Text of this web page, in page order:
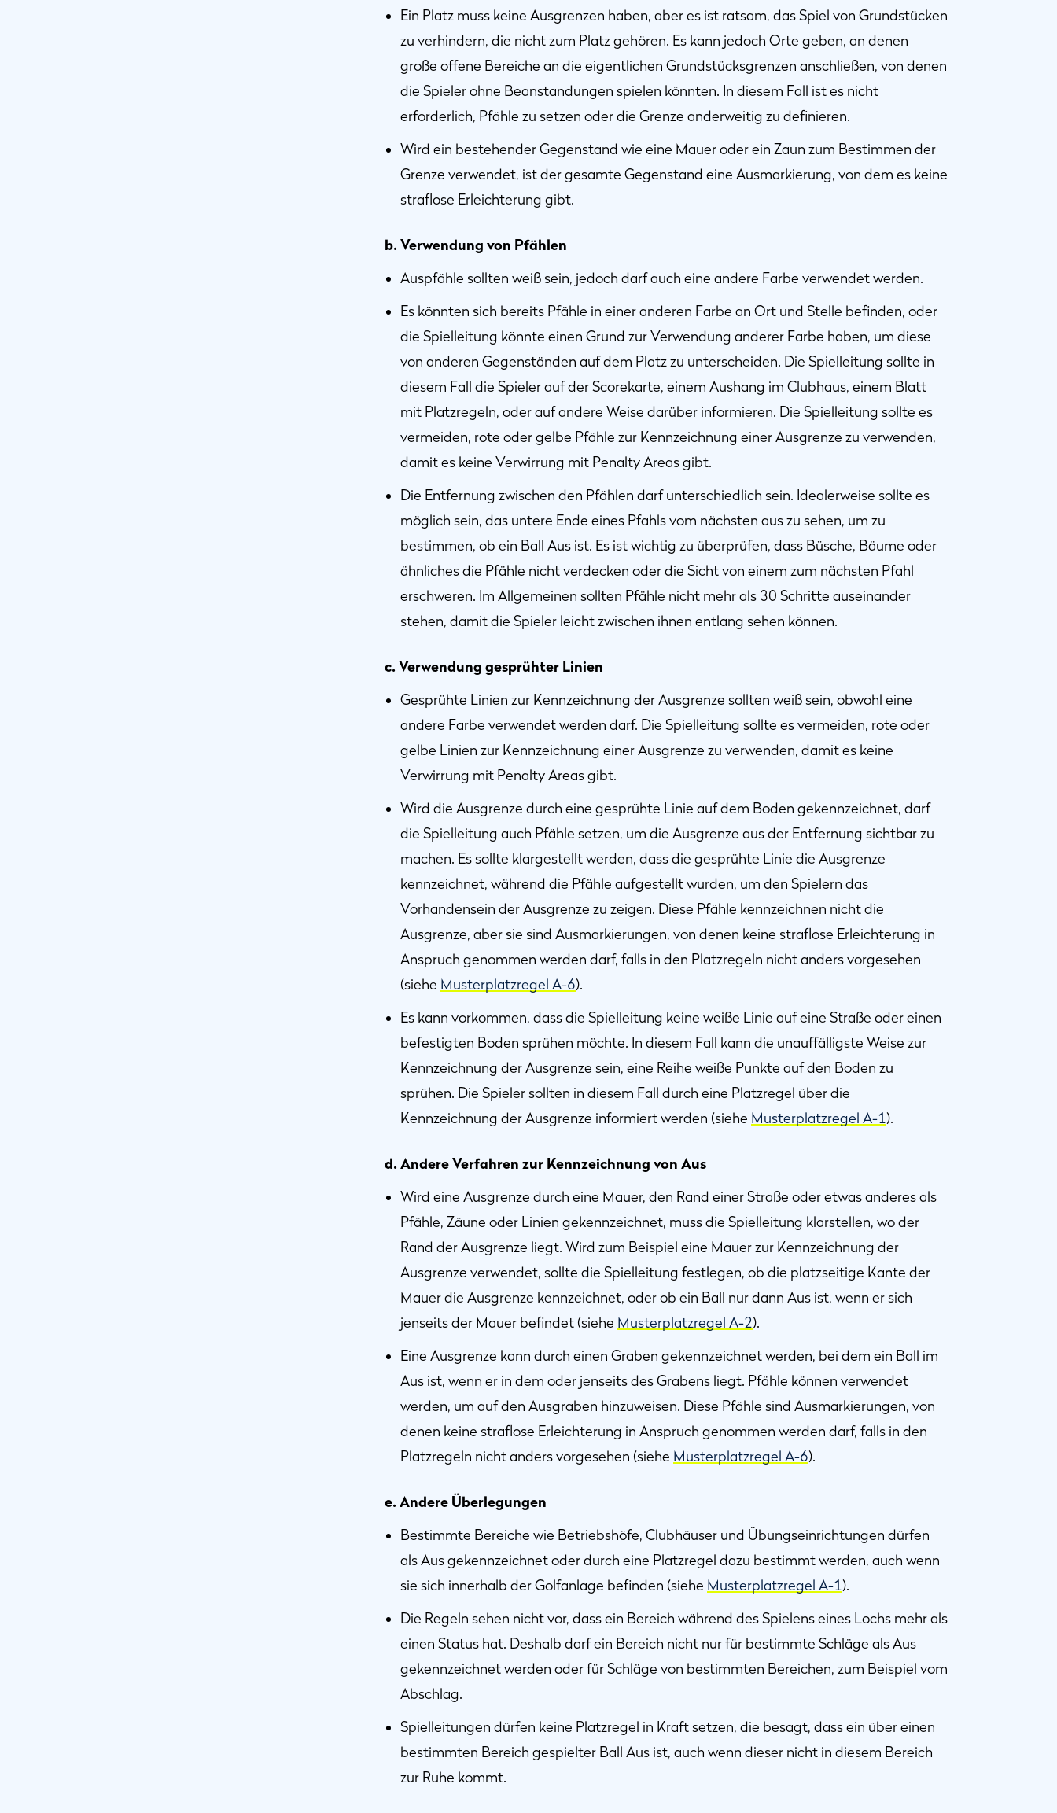
Ein Platz muss keine Ausgrenzen haben, aber es ist ratsam, das Spiel von Grundstücken
zu verhindern, die nicht zum Platz gehören. Es kann jedoch Orte geben, an denen
große offene Bereiche an die eigentlichen Grundstücksgrenzen anschließen, von denen
die Spieler ohne Beanstandungen spielen könnten. In diesem Fall ist es nicht
erforderlich, Pfähle zu setzen oder die Grenze anderweitig zu definieren.
Wird ein bestehender Gegenstand wie eine Mauer oder ein Zaun zum Bestimmen der
Grenze verwendet, ist der gesamte Gegenstand eine Ausmarkierung, von dem es keine
straflose Erleichterung gibt.
b. Verwendung von Pfählen
Auspfähle sollten weiß sein, jedoch darf auch eine andere Farbe verwendet werden.
Es könnten sich bereits Pfähle in einer anderen Farbe an Ort und Stelle befinden, oder
die Spielleitung könnte einen Grund zur Verwendung anderer Farbe haben, um diese
von anderen Gegenständen auf dem Platz zu unterscheiden. Die Spielleitung sollte in
diesem Fall die Spieler auf der Scorekarte, einem Aushang im Clubhaus, einem Blatt
mit Platzregeln, oder auf andere Weise darüber informieren. Die Spielleitung sollte es
vermeiden, rote oder gelbe Pfähle zur Kennzeichnung einer Ausgrenze zu verwenden,
damit es keine Verwirrung mit Penalty Areas gibt.
Die Entfernung zwischen den Pfählen darf unterschiedlich sein. Idealerweise sollte es
möglich sein, das untere Ende eines Pfahls vom nächsten aus zu sehen, um zu
bestimmen, ob ein Ball Aus ist. Es ist wichtig zu überprüfen, dass Büsche, Bäume oder
ähnliches die Pfähle nicht verdecken oder die Sicht von einem zum nächsten Pfahl
erschweren. Im Allgemeinen sollten Pfähle nicht mehr als 30 Schritte auseinander
stehen, damit die Spieler leicht zwischen ihnen entlang sehen können.
c. Verwendung gesprühter Linien
Gesprühte Linien zur Kennzeichnung der Ausgrenze sollten weiß sein, obwohl eine
andere Farbe verwendet werden darf. Die Spielleitung sollte es vermeiden, rote oder
gelbe Linien zur Kennzeichnung einer Ausgrenze zu verwenden, damit es keine
Verwirrung mit Penalty Areas gibt.
Wird die Ausgrenze durch eine gesprühte Linie auf dem Boden gekennzeichnet, darf
die Spielleitung auch Pfähle setzen, um die Ausgrenze aus der Entfernung sichtbar zu
machen. Es sollte klargestellt werden, dass die gesprühte Linie die Ausgrenze
kennzeichnet, während die Pfähle aufgestellt wurden, um den Spielern das
Vorhandensein der Ausgrenze zu zeigen. Diese Pfähle kennzeichnen nicht die
Ausgrenze, aber sie sind Ausmarkierungen, von denen keine straflose Erleichterung in
Anspruch genommen werden darf, falls in den Platzregeln nicht anders vorgesehen
(siehe Musterplatzregel A-6).
Es kann vorkommen, dass die Spielleitung keine weiße Linie auf eine Straße oder einen
befestigten Boden sprühen möchte. In diesem Fall kann die unauffälligste Weise zur
Kennzeichnung der Ausgrenze sein, eine Reihe weiße Punkte auf den Boden zu
sprühen. Die Spieler sollten in diesem Fall durch eine Platzregel über die
Kennzeichnung der Ausgrenze informiert werden (siehe Musterplatzregel A-1).
d. Andere Verfahren zur Kennzeichnung von Aus
Wird eine Ausgrenze durch eine Mauer, den Rand einer Straße oder etwas anderes als
Pfähle, Zäune oder Linien gekennzeichnet, muss die Spielleitung klarstellen, wo der
Rand der Ausgrenze liegt. Wird zum Beispiel eine Mauer zur Kennzeichnung der
Ausgrenze verwendet, sollte die Spielleitung festlegen, ob die platzseitige Kante der
Mauer die Ausgrenze kennzeichnet, oder ob ein Ball nur dann Aus ist, wenn er sich
jenseits der Mauer befindet (siehe Musterplatzregel A-2).
Eine Ausgrenze kann durch einen Graben gekennzeichnet werden, bei dem ein Ball im
Aus ist, wenn er in dem oder jenseits des Grabens liegt. Pfähle können verwendet
werden, um auf den Ausgraben hinzuweisen. Diese Pfähle sind Ausmarkierungen, von
denen keine straflose Erleichterung in Anspruch genommen werden darf, falls in den
Platzregeln nicht anders vorgesehen (siehe Musterplatzregel A-6).
e. Andere Überlegungen
Bestimmte Bereiche wie Betriebshöfe, Clubhäuser und Übungseinrichtungen dürfen
als Aus gekennzeichnet oder durch eine Platzregel dazu bestimmt werden, auch wenn
sie sich innerhalb der Golfanlage befinden (siehe Musterplatzregel A-1).
Die Regeln sehen nicht vor, dass ein Bereich während des Spielens eines Lochs mehr als
einen Status hat. Deshalb darf ein Bereich nicht nur für bestimmte Schläge als Aus
gekennzeichnet werden oder für Schläge von bestimmten Bereichen, zum Beispiel vom
Abschlag.
Spielleitungen dürfen keine Platzregel in Kraft setzen, die besagt, dass ein über einen
bestimmten Bereich gespielter Ball Aus ist, auch wenn dieser nicht in diesem Bereich
zur Ruhe kommt.